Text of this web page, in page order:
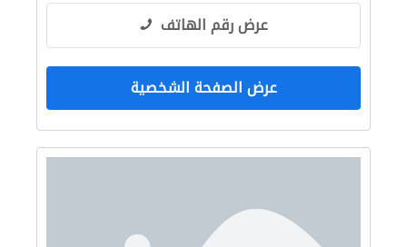
عرض رقم الهاتف
عرض الصفحة الشخصية